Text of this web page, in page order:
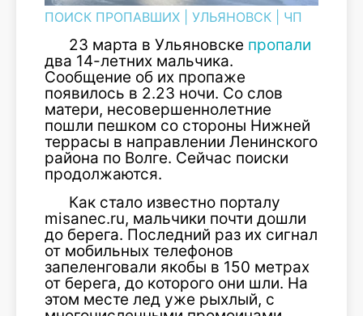
ПОИСК ПРОПАВШИХ УЛЬЯНОВСК ЧП
23 марта в Ульяновске пропали
два 14-летних мальчика.
Сообщение об их пропаже
появилось в 2.23 ночи. Со слов
матери, несовершеннолетние
пошли пешком со стороны Нижней
террасы в направлении Ленинского
района по Волге. Сейчас поиски
продолжаются.
Как стало известно порталу
misanec.ru, мальчики почти дошли
до берега. Последний раз их сигнал
от мобильных телефонов
запеленговали якобы в 150 метрах
от берега, до которого они шли. На
этом месте лед уже рыхлый, с